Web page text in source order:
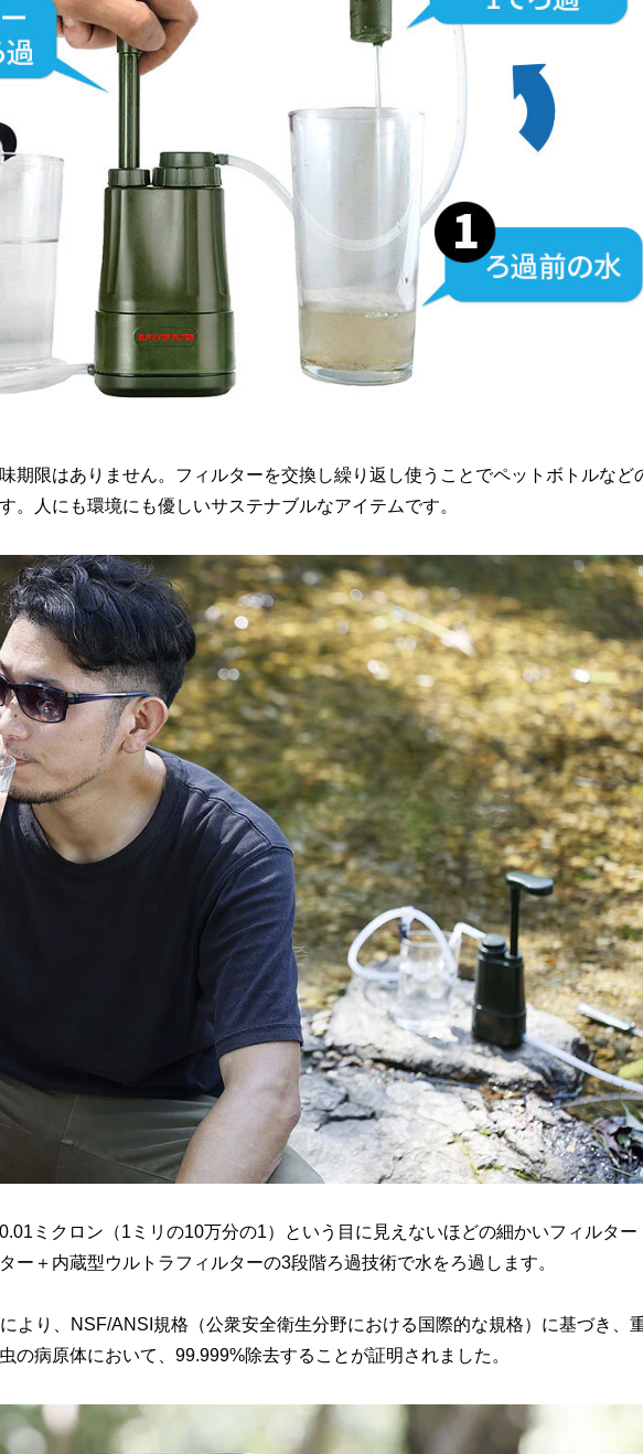
期限はありません。フィルターを交換し繰り返し使うことでペットボトルなど
。人にも環境にも優しいサステナブルなアイテムです。
ミクロン（1ミリの10万分の1）という目に見えないほどの細かいフィルター
ー＋内蔵型ウルトラフィルターの3段階ろ過技術で水をろ過します。
より、NSF/ANSI規格（公衆安全衛生分野における国際的な規格）に基づき、
の病原体において、99.999%除去することが証明されました。